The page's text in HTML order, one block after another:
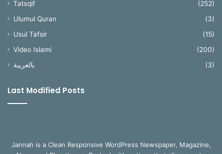
Tatsqif
(252)
Ulumul Quran
(3)
Usul Tafsir
(15)
Video Islami
(200)
بالعربية
(3)
Last Modified Posts
Jannah is a Clean Responsive WordPress Newspaper, Magazine,